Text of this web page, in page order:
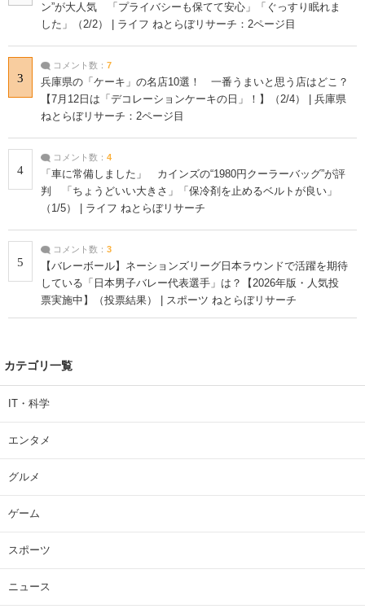
ン”が大人気 「プライバシーも保てて安心」「ぐっすり眠れま
した」（2/2） | ライフ ねとらぼリサーチ：2ページ目
3
コメント数： 7
兵庫県の「ケーキ」の名店10選！ 一番うまいと思う店はどこ？
【7月12日は「デコレーションケーキの日」！】（2/4） | 兵庫県
ねとらぼリサーチ：2ページ目
4
コメント数： 4
「車に常備しました」 カインズの“1980円クーラーバッグ”が評
判 「ちょうどいい大きさ」「保冷剤を止めるベルトが良い」
（1/5） | ライフ ねとらぼリサーチ
5
コメント数： 3
【バレーボール】ネーションズリーグ日本ラウンドで活躍を期待
している「日本男子バレー代表選手」は？【2026年版・人気投
票実施中】（投票結果） | スポーツ ねとらぼリサーチ
カテゴリ一覧
IT・科学
エンタメ
グルメ
ゲーム
スポーツ
ニュース